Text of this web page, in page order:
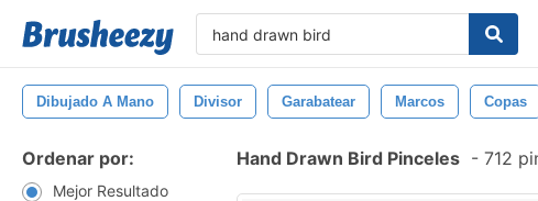
Dibujado A Mano Divisor Garabatear Marcos Copas
Ordenar por:
Mejor Resultado
Hand Drawn Bird Pinceles - 712